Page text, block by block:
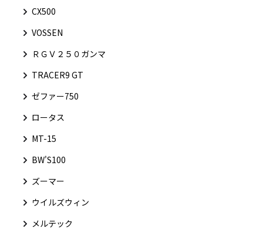
CX500
VOSSEN
ＲＧＶ２５０ガンマ
TRACER9 GT
ゼファー750
ロータス
MT-15
BW'S100
ズーマー
ウイルズウィン
メルテック